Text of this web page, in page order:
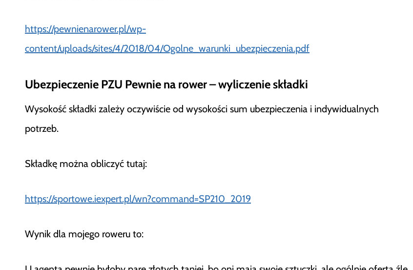
https://pewnienarower.pl/wp-
content/uploads/sites/4/2018/04/Ogolne_warunki_ubezpieczenia.pdf
Ubezpieczenie PZU Pewnie na rower – wyliczenie składki
Wysokość składki zależy oczywiście od wysokości sum ubezpieczenia i indywidualnych
potrzeb.
Składkę można obliczyć tutaj:
https://sportowe.iexpert.pl/wn?command=SP210_2019
Wynik dla mojego roweru to: